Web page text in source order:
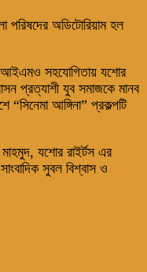
পরিষদের অডিটোরিয়াম হল
আইএমও সহযোগিতায় যশোর
প্রত্যাশী যুব সমাজকে মানব
“সিনেমা আঙ্গিনা” প্রকল্পটি
যশোর রাইর্টস এর
সুবল বিশ্বাস ও